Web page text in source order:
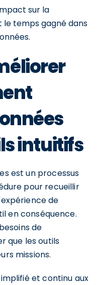
sur la
temps gagné dans
intuitifs
est un processus
pour recueillir
de
en conséquence.
de
que les outils
missions.
et continu aux